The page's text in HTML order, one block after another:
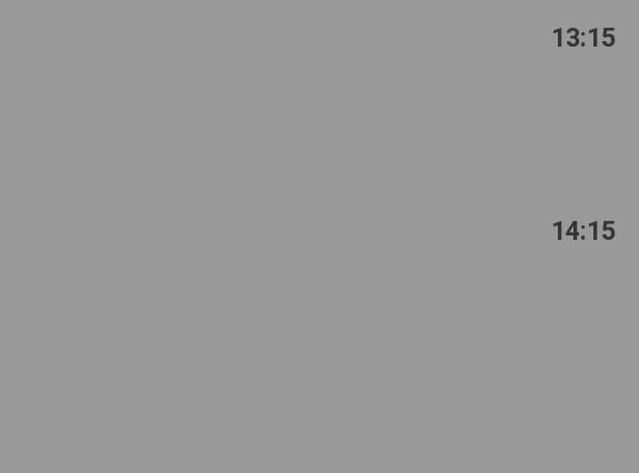
13:15
14:15